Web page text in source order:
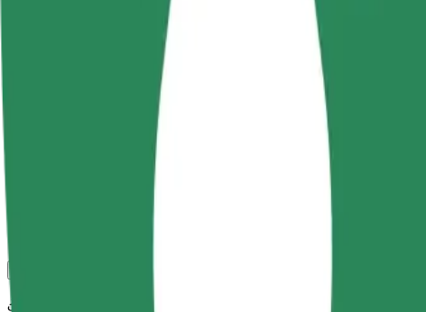
მგზავრობის სავარაუდო დრო
11,40 PLN
კომფორტი